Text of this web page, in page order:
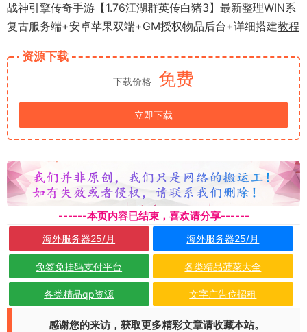
战神引擎传奇手游【1.76江湖群英传白猪3】最新整理WIN系
复古服务端+安卓苹果双端+GM授权物品后台+详细搭建教程
资源下载
下载价格 免费
立即下载
------本页内容已结束，喜欢请分享------
海外服务器25/月 海外服务器25/月
免签免挂码支付平台 各类精品菠菜大全
各类精品qp资源 文字广告位招租
感谢您的来访，获取更多精彩文章请收藏本站。